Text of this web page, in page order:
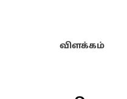
விளக்கம்